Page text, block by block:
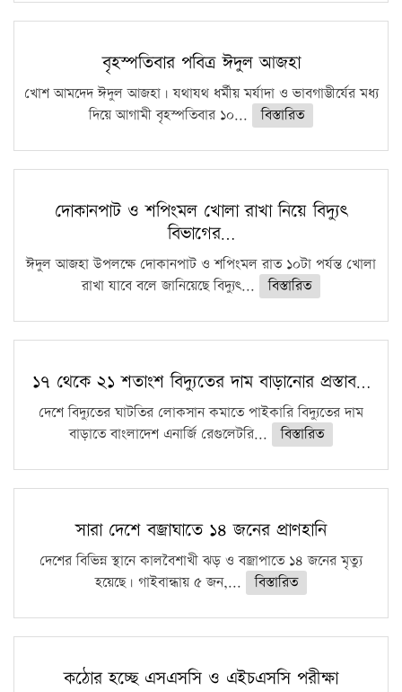
বৃহস্পতিবার পবিত্র ঈদুল আজহা
খোশ আমদেদ ঈদুল আজহা। যথাযথ ধর্মীয় মর্যাদা ও ভাবগাম্ভীর্যের মধ্য
দিয়ে আগামী বৃহস্পতিবার ১০...
বিস্তারিত
দোকানপাট ও শপিংমল খোলা রাখা নিয়ে বিদ্যুৎ
বিভাগের…
ঈদুল আজহা উপলক্ষে দোকানপাট ও শপিংমল রাত ১০টা পর্যন্ত খোলা
রাখা যাবে বলে জানিয়েছে বিদ্যুৎ...
বিস্তারিত
১৭ থেকে ২১ শতাংশ বিদ্যুতের দাম বাড়ানোর প্রস্তাব…
দেশে বিদ্যুতের ঘাটতির লোকসান কমাতে পাইকারি বিদ্যুতের দাম
বাড়াতে বাংলাদেশ এনার্জি রেগুলেটরি...
বিস্তারিত
সারা দেশে বজ্রাঘাতে ১৪ জনের প্রাণহানি
দেশের বিভিন্ন স্থানে কালবৈশাখী ঝড় ও বজ্রাপাতে ১৪ জনের মৃত্যু
হয়েছে। গাইবান্ধায় ৫ জন,...
বিস্তারিত
কঠোর হচ্ছে এসএসসি ও এইচএসসি পরীক্ষা